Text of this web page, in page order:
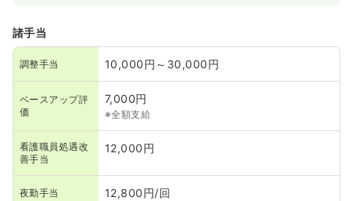
諸手当
調整手当 10,000円～30,000円
ベースアップ評
価
7,000円
※全額支給
看護職員処遇改
善手当
12,000円
夜勤手当 12,800円/回